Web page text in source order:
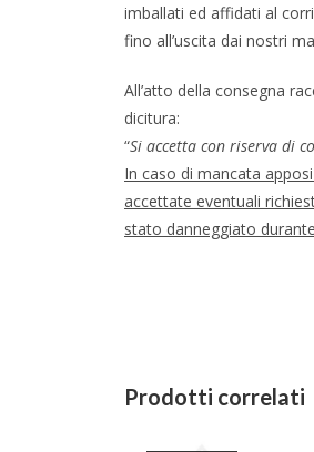
imballati ed affidati al
fino all’uscita dai nostri
All’atto della consegna
dicitura:
“Si accetta con riserva di
In caso di mancata
accettate eventuali
stato danneggiato
Prodotti correlati